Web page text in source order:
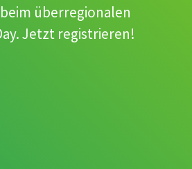
überregionalen
Jetzt registrieren!